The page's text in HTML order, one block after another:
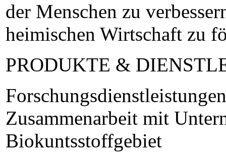
der Menschen zu
heimischen Wirtschaft zu
PRODUKTE &
Zusammenarbeit mit
Biokuntsstoffgebiet